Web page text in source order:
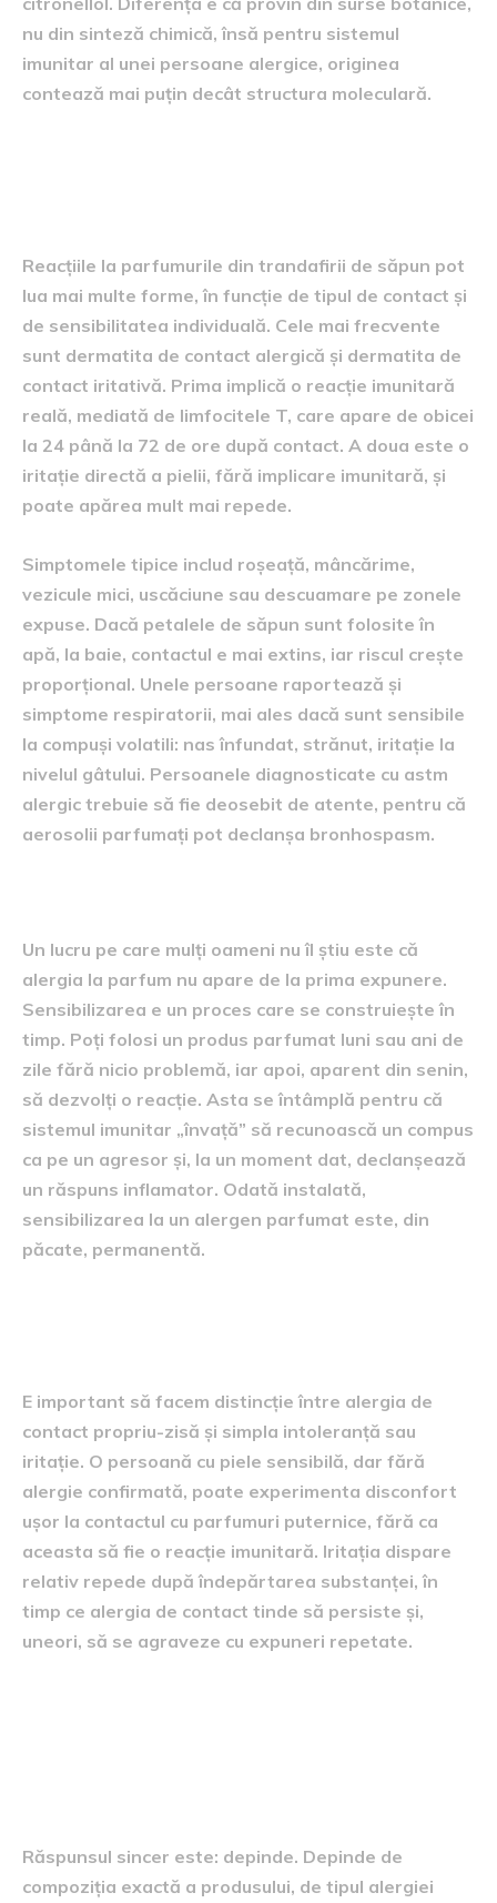
nu din sinteză chimică, însă pentru sistemul
imunitar al unei persoane alergice, originea
contează mai puțin decât structura moleculară.
Reacțiile la parfumurile din trandafirii de săpun pot
lua mai multe forme, în funcție de tipul de contact și
de sensibilitatea individuală. Cele mai frecvente
sunt dermatita de contact alergică și dermatita de
contact iritativă. Prima implică o reacție imunitară
reală, mediată de limfocitele T, care apare de obicei
la 24 până la 72 de ore după contact. A doua este o
iritație directă a pielii, fără implicare imunitară, și
poate apărea mult mai repede.
Simptomele tipice includ roșeață, mâncărime,
vezicule mici, uscăciune sau descuamare pe zonele
expuse. Dacă petalele de săpun sunt folosite în
apă, la baie, contactul e mai extins, iar riscul crește
proporțional. Unele persoane raportează și
simptome respiratorii, mai ales dacă sunt sensibile
la compuși volatili: nas înfundat, strănut, iritație la
nivelul gâtului. Persoanele diagnosticate cu astm
alergic trebuie să fie deosebit de atente, pentru că
aerosolii parfumați pot declanșa bronhospasm.
Un lucru pe care mulți oameni nu îl știu este că
alergia la parfum nu apare de la prima expunere.
Sensibilizarea e un proces care se construiește în
timp. Poți folosi un produs parfumat luni sau ani de
zile fără nicio problemă, iar apoi, aparent din senin,
să dezvolți o reacție. Asta se întâmplă pentru că
sistemul imunitar „învață” să recunoască un compus
ca pe un agresor și, la un moment dat, declanșează
un răspuns inflamator. Odată instalată,
sensibilizarea la un alergen parfumat este, din
păcate, permanentă.
E important să facem distincție între alergia de
contact propriu-zisă și simpla intoleranță sau
iritație. O persoană cu piele sensibilă, dar fără
alergie confirmată, poate experimenta disconfort
ușor la contactul cu parfumuri puternice, fără ca
aceasta să fie o reacție imunitară. Iritația dispare
relativ repede după îndepărtarea substanței, în
timp ce alergia de contact tinde să persiste și,
uneori, să se agraveze cu expuneri repetate.
Răspunsul sincer este: depinde. Depinde de
compoziția exactă a produsului, de tipul alergiei